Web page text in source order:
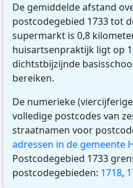
De gemiddelde afstand
postcodegebied 1733 tot
supermarkt is 0,8
huisartsenpraktijk ligt op
dichtstbijzijnde
bereiken.
De numerieke
volledige postcodes van
straatnamen voor
adressen in de gemeente
Postcodegebied 1733
postcodegebieden: 1718,